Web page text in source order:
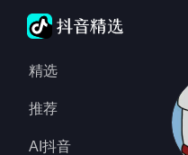
精选
推荐
AI抖音